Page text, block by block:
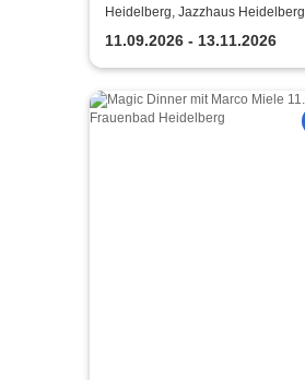
Heidelberg
Heidelberg, Jazzhaus Heidelberg
11.09.2026 - 13.11.2026